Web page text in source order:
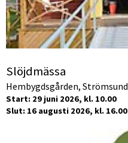
Slöjdmässa
Hembygdsgården, Strömsund
Start: 29 juni 2026, kl. 10.00
Slut: 16 augusti 2026, kl. 16.00